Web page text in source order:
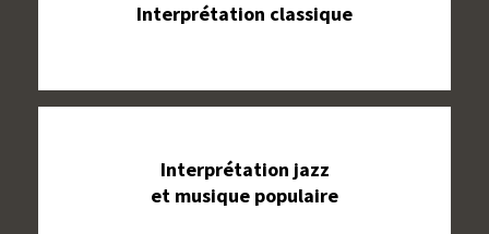
Interprétation classique
Interprétation jazz
et musique populaire